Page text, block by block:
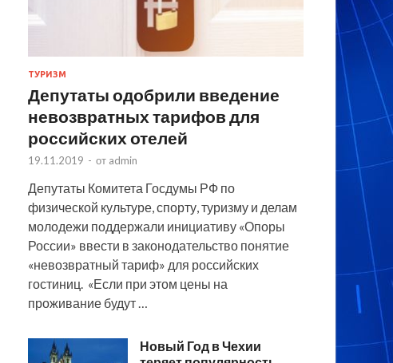
ТУРИЗМ
Депутаты одобрили введение
невозвратных тарифов для
российских отелей
19.11.2019 - от admin
Депутаты Комитета Госдумы РФ по
физической культуре, спорту, туризму и делам
молодежи поддержали инициативу «Опоры
России» ввести в законодательство понятие
«невозвратный тариф» для российских
гостиниц. «Если при этом цены на
проживание будут …
Новый Год в Чехии